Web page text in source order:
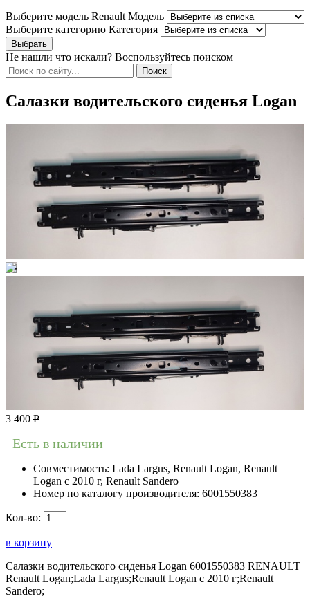
Выберите модель Renault Модель
Выберите категорию Категория
Не нашли что искали? Воспользуйтесь поиском
Салазки водительского сиденья Logan
3 400 Р
Есть в наличии
Совместимость: Lada Largus, Renault Logan, Renault
Logan c 2010 г, Renault Sandero
Номер по каталогу производителя: 6001550383
Кол-во:
в корзину
Салазки водительского сиденья Logan 6001550383 RENAULT
Renault Logan;Lada Largus;Renault Logan c 2010 г;Renault
Sandero;